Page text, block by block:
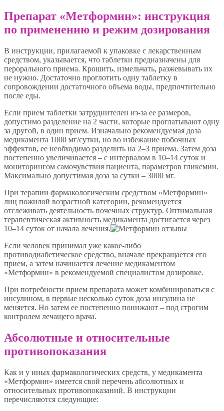
Препарат «Метформин»: инструкция
по применению и режим дозирования
В инструкции, прилагаемой к упаковке с лекарственным
средством, указывается, что таблетки предназначены для
перорального приема. Крошить, измельчать, разжевывать их
не нужно. Достаточно проглотить одну таблетку в
сопровождении достаточного объема воды, предпочтительно
после еды.
Если прием таблетки затруднителен из-за ее размеров,
допустимо разделение на 2 части, которые проглатывают одну
за другой, в один прием. Изначально рекомендуемая доза
медикамента 1000 мг/сутки, но во избежание побочных
эффектов, ее необходимо разделить на 2–3 приема. Затем доза
постепенно увеличивается – с интервалом в 10–14 суток и
мониторингом самочувствия пациента, параметров гликемии.
Максимально допустимая доза за сутки – 3000 мг.
При терапии фармакологическим средством «Метформин»
лиц пожилой возрастной категории, рекомендуется
отслеживать деятельность почечных структур. Оптимальная
терапевтическая активность медикамента достигается через
10–14 суток от начала лечения.
Если человек принимал уже какое-либо
противодиабетическое средство, вначале прекращается его
прием, а затем начинается лечение медикаментом
«Метформин» в рекомендуемой специалистом дозировке.
При потребности прием препарата может комбинироваться с
инсулином, в первые несколько суток доза инсулина не
меняется. Но затем ее постепенно понижают – под строгим
контролем лечащего врача.
Абсолютные и относительные
противопоказания
Как и у иных фармакологических средств, у медикамента
«Метформин» имеется свой перечень абсолютных и
относительных противопоказаний. В инструкции
перечисляются следующие: